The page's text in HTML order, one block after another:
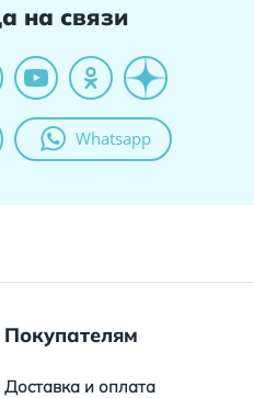
на связи
Whatsapp
Покупателям
Доставка и оплата